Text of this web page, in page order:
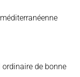
ordinaire de bonne